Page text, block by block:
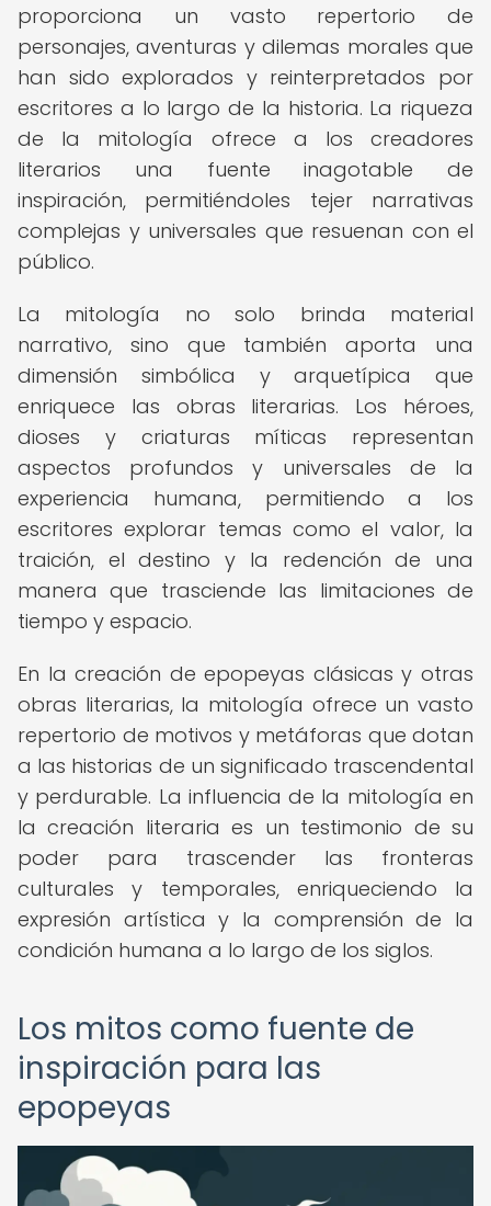
proporciona un vasto repertorio de
personajes, aventuras y dilemas morales que
han sido explorados y reinterpretados por
escritores a lo largo de la historia. La riqueza
de la mitología ofrece a los creadores
literarios una fuente inagotable de
inspiración, permitiéndoles tejer narrativas
complejas y universales que resuenan con el
público.
La mitología no solo brinda material
narrativo, sino que también aporta una
dimensión simbólica y arquetípica que
enriquece las obras literarias. Los héroes,
dioses y criaturas míticas representan
aspectos profundos y universales de la
experiencia humana, permitiendo a los
escritores explorar temas como el valor, la
traición, el destino y la redención de una
manera que trasciende las limitaciones de
tiempo y espacio.
En la creación de epopeyas clásicas y otras
obras literarias, la mitología ofrece un vasto
repertorio de motivos y metáforas que dotan
a las historias de un significado trascendental
y perdurable. La influencia de la mitología en
la creación literaria es un testimonio de su
poder para trascender las fronteras
culturales y temporales, enriqueciendo la
expresión artística y la comprensión de la
condición humana a lo largo de los siglos.
Los mitos como fuente de
inspiración para las
epopeyas